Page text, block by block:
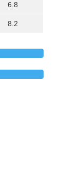
6.8
8.2